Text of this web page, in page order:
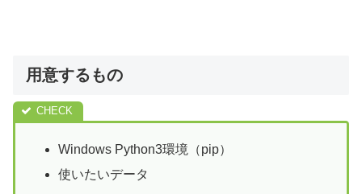
用意するもの
Windows Python3環境（pip）
使いたいデータ